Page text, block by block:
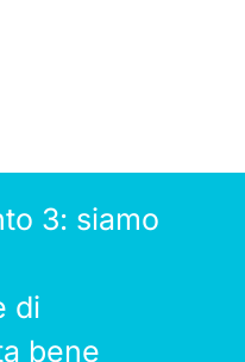
3: siamo
di
bene